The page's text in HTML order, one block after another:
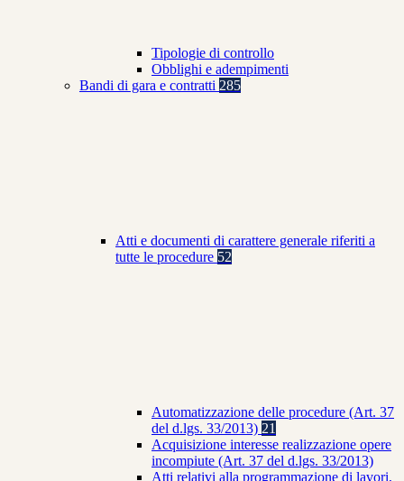
Tipologie di controllo
Obblighi e adempimenti
Bandi di gara e contratti 285
Atti e documenti di carattere generale riferiti a
tutte le procedure 52
Automatizzazione delle procedure (Art. 37
del d.lgs. 33/2013) 21
Acquisizione interesse realizzazione opere
incompiute (Art. 37 del d.lgs. 33/2013)
Atti relativi alla programmazione di lavori,